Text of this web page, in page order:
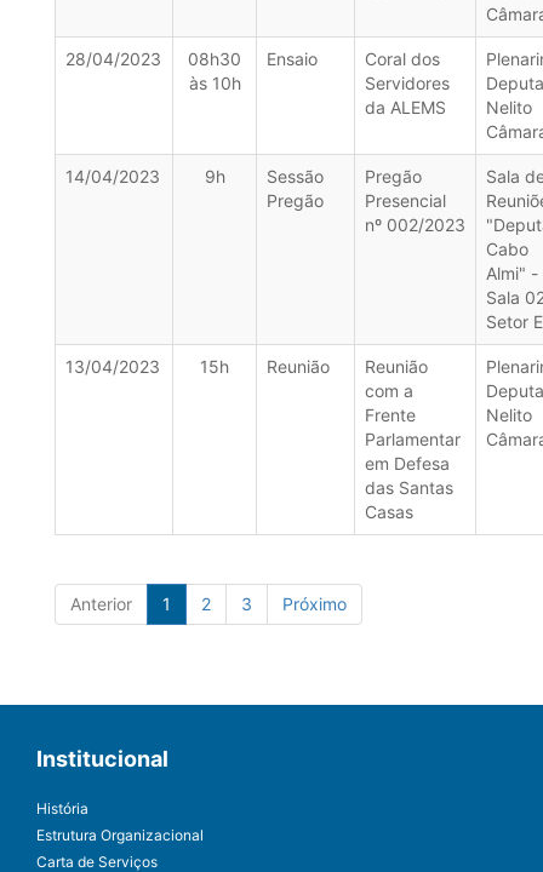
28/04/2023
08h30
às 10h
Ensaio
Coral dos
Servidores
da ALEMS
Nelito
14/04/2023 9h
Sessão
Pregão
Pregão
Presencial
nº 002/2023
Sala
Cabo
Almi" -
Sala
Setor E
13/04/2023 15h Reunião
Reunião
com a
Frente
Parlamentar
em Defesa
das Santas
Casas
Nelito
Anterior 1 2 3 Próximo
Institucional
História
Estrutura Organizacional
Carta de Serviços